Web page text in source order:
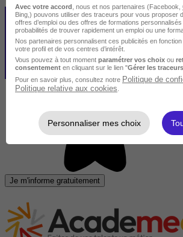
Je m'informe gratuitement
Avec votre accord , nous et nos partenaires (Facebook,
Bing,) pouvons utiliser des traceurs pour vous proposer
offres d’emploi ou des offres de formations personnalisés
probabilités de trouver rapidement un emploi ou une
Nos partenaires personnalisent ces publicités en
votre profil et de vos centres d’intérêt.
Vous pouvez à tout moment paramétrer vos choix ou
consentement en cliquant sur le lien "Gérer les traceurs
Pour en savoir plus, consultez notre Politique de
Politique relative aux cookies
Personnaliser mes choix